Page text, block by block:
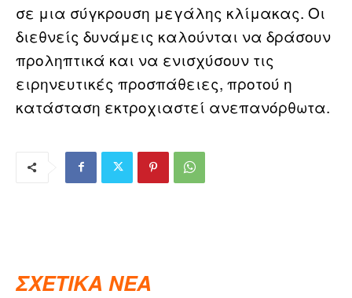
ΣΧΕΤΙΚΑ ΝΕΑ
σε μια σύγκρουση μεγάλης κλίμακας. Οι
διεθνείς δυνάμεις καλούνται να δράσουν
προληπτικά και να ενισχύσουν τις
ειρηνευτικές προσπάθειες, προτού η
κατάσταση εκτροχιαστεί ανεπανόρθωτα.